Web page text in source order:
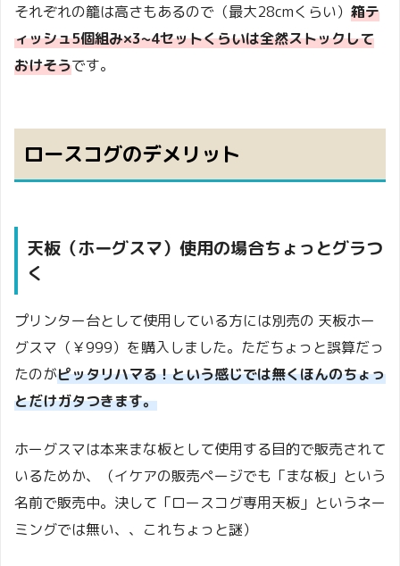
それぞれの籠は高さもあるので（最大28cmくらい） 箱テ
ィッシュ5個組み×3~4セットくらいは全然ストックして
おけそうです。
ロースコグのデメリット
天板（ホーグスマ）使用の場合ちょっとグラつ
く
プリンター台として使用している方には別売の 天板ホー
グスマ（￥999）を購入しました。 ただちょっと誤算だっ
たのがピッタリハマる！という感じでは無くほんのちょっ
とだけガタつきます。
ホーグスマは本来まな板として使用する目的で販売されて
いるためか、
（イケアの販売ページでも「まな板」という
名前で販売中。 決して「ロースコグ専用天板」というネー
ミングでは無い、、これちょっと謎）